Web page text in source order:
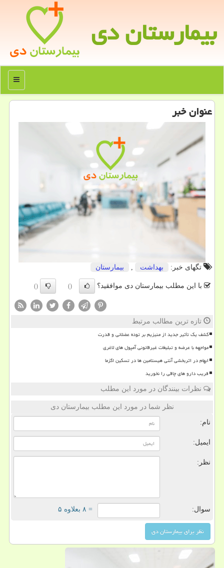
بیمارستان دی
منو
عنوان خبر
تگهای خبر: بهداشت بیمارستان
با این مطلب بیمارستان دی موافقید؟ ()
()
تازه ترین مطالب مرتبط
کشف یک تأثیر جدید از منیزیم بر توده عضلانی و قدرت
مواجهه با عرضه و تبلیغات غیرقانونی آمپول های لاغری
ابهام در اثربخشی آنتی هیستامین ها در تسکین اگزما
فریب دارو های چاقی را نخورید
نظرات بینندگان در مورد این مطلب
نظر شما در مورد این مطلب بیمارستان دی
نام:
ایمیل:
نظر:
سوال: = ۸ بعلاوه ۵